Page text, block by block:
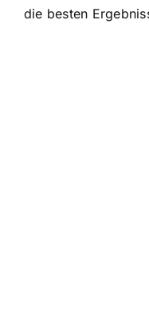
die besten